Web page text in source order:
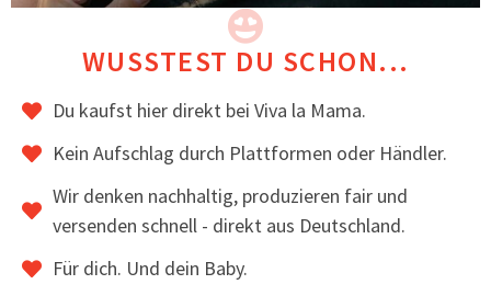
gefertigt.
BEWERTUNGEN
vertrauen Viva la Mama seit vielen Jahren.
Das könnte dir auch gefallen
WUSSTEST DU SCHON...
Du kaufst hier direkt bei Viva la Mama.
Kein Aufschlag durch Plattformen oder Händler.
Wir denken nachhaltig, produzieren fair und
versenden schnell - direkt aus Deutschland.
Für dich. Und dein Baby.